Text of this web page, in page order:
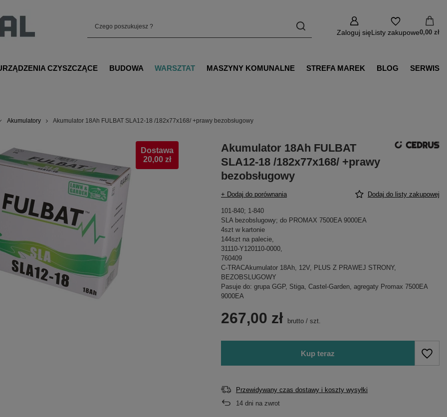
Zaloguj sięListy zakupowe0,00 zł
CZYSZCZĄCE BUDOWA WARSZTAT MASZYNY KOMUNALNE STREFA MAREK BLOG SERWIS
Akumulatory Akumulator 18Ah FULBAT SLA12-18 /182x77x168/ +prawy bezobsługowy
Dostawa
20,00 zł
Akumulator 18Ah FULBAT
SLA12-18 /182x77x168/ +prawy
bezobsługowy
+ Dodaj do porównania Dodaj do listy zakupowej
101-840; 1-840
SLA bezobslugowy; do PROMAX 7500EA 9000EA
4szt w kartonie
144szt na palecie,
31110-Y120110-0000,
760409
C-TRACAkumulator 18Ah, 12V, PLUS Z PRAWEJ STRONY,
BEZOBSLUGOWY
Pasuje do: grupa GGP, Stiga, Castel-Garden, agregaty Promax 7500EA
9000EA
267,00 zł brutto /szt.
Kup teraz
Przewidywany czas dostawy i koszty wysyłki
14 dni na zwrot